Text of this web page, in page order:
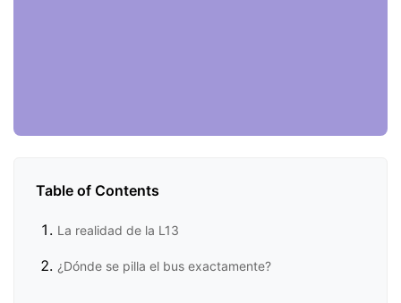
Table of Contents
La realidad de la L13
¿Dónde se pilla el bus exactamente?